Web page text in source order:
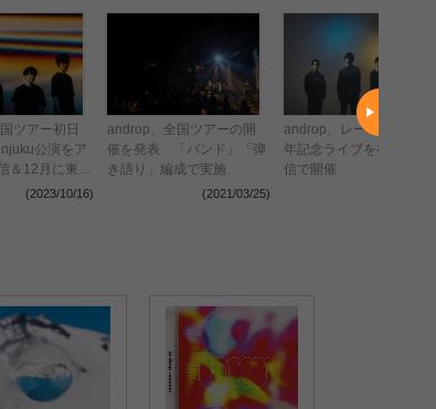
ツアー初日
公演をア
＆12月に東
Live決
(2023/10/16)
androp、全国ツアーの開
催を発表 「バンド」「弾
き語り」編成で実施
(2021/03/25)
androp、レーベル設立5周
年記念ライブを有観客＆配
信で開催